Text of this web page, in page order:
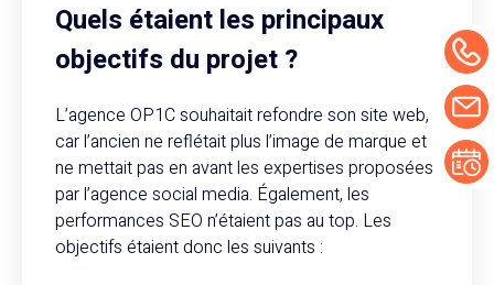
Quels étaient les principaux
objectifs du projet ?
L’agence OP1C souhaitait refondre son site web,
car l’ancien ne reflétait plus l’image de marque et
ne mettait pas en avant les expertises proposées
par l’agence social media. Également, les
performances SEO n’étaient pas au top. Les
objectifs étaient donc les suivants :